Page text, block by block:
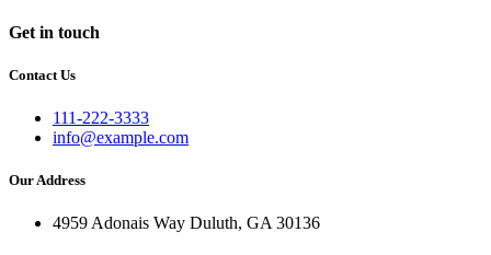
Get in touch
Contact Us
111-222-3333
info@example.com
Our Address
4959 Adonais Way Duluth, GA 30136